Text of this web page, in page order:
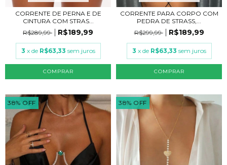
CORRENTE DE PERNA E DE
CINTURA COM STRAS...
R$289,99
R$189,99
3 x de R$63,33 sem juros
COMPRAR
CORRENTE PARA CORPO COM
PEDRA DE STRASS,...
R$299,99
R$189,99
3 x de R$63,33 sem juros
COMPRAR
38% OFF 38% OFF